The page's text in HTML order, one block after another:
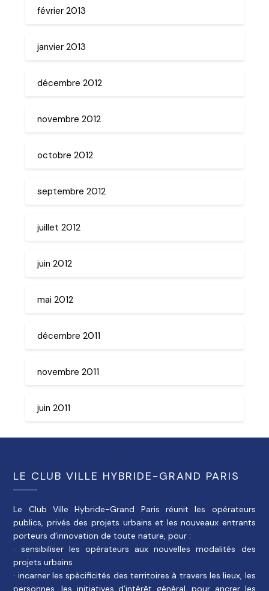
février 2013
janvier 2013
décembre 2012
novembre 2012
octobre 2012
septembre 2012
juillet 2012
juin 2012
mai 2012
décembre 2011
novembre 2011
juin 2011
LE CLUB VILLE HYBRIDE-GRAND PARIS
Le Club Ville Hybride-Grand Paris réunit les opérateurs
publics, privés des projets urbains et les nouveaux entrants
porteurs d’innovation de toute nature, pour :
· sensibiliser les opérateurs aux nouvelles modalités des
projets urbains
· incarner les spécificités des territoires à travers les lieux, les
personnes, les initiatives d’intérêt général, pour ancrer les